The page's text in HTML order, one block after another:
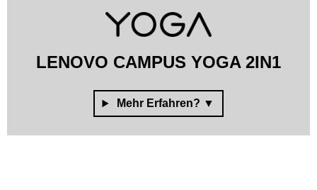
LENOVO CAMPUS YOGA 2IN1